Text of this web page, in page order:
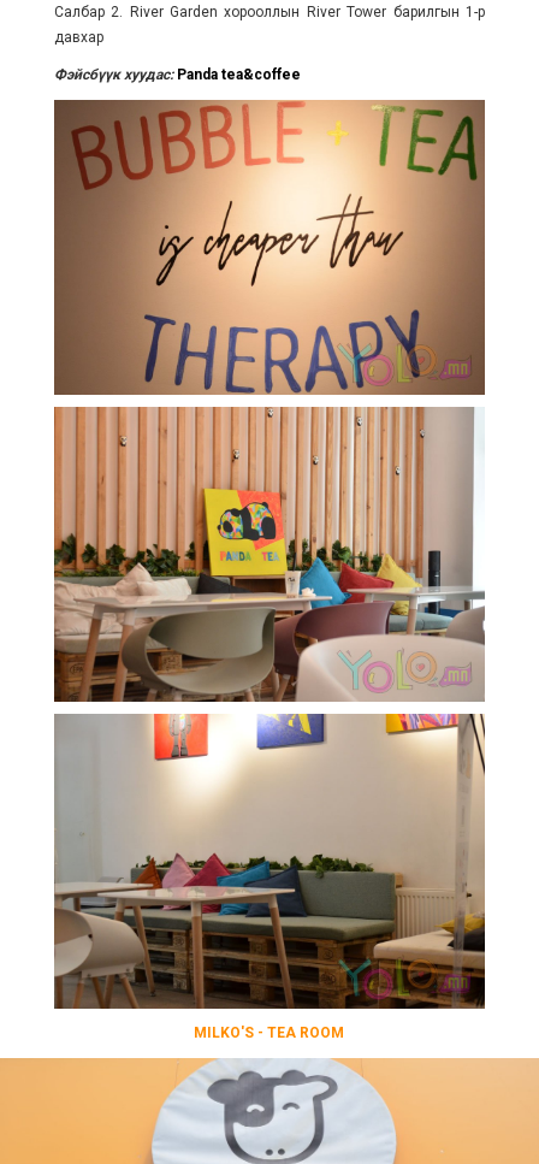
Салбар 2. River Garden хорооллын River Tower барилгын 1-р
давхар
Фэйсбүүк хуудас: Panda tea&coffee
MILKO'S - TEA ROOM